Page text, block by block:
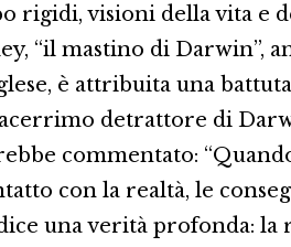
rigidi, visioni della vita e
“il mastino di Darwin”,
è attribuita una
detrattore di
commentato:
con la realtà, le
una verità profonda: la